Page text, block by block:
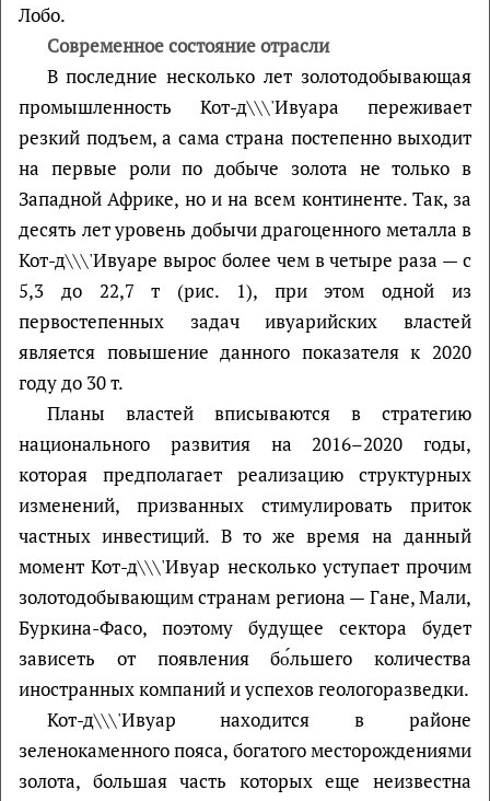
Лобо.
Современное состояние отрасли
В последние несколько лет золотодобывающая
промышленность Кот-д\\\'Ивуара переживает
резкий подъем, а сама страна постепенно выходит
на первые роли по добыче золота не только в
Западной Африке, но и на всем континенте. Так, за
десять лет уровень добычи драгоценного металла в
Кот-д\\\'Ивуаре вырос более чем в четыре раза — с
5,3 до 22,7 т (рис. 1), при этом одной из
первостепенных задач ивуарийских властей
является повышение данного показателя к 2020
году до 30 т.
Планы властей вписываются в стратегию
национального развития на 2016–2020 годы,
которая предполагает реализацию структурных
изменений, призванных стимулировать приток
частных инвестиций. В то же время на данный
момент Кот-д\\\'Ивуар несколько уступает прочим
золотодобывающим странам региона — Гане, Мали,
Буркина-Фасо, поэтому будущее сектора будет
зависеть от появления бо́льшего количества
иностранных компаний и успехов геологоразведки.
Кот-д\\\'Ивуар находится в районе
зеленокаменного пояса, богатого месторождениями
золота, большая часть которых еще неизвестна